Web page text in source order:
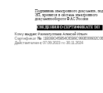
Кому выдан: Рахматуллаев Алексей Ильич
Сертификат № 1
Действителен с 07.09.2023 по 30.11.2024